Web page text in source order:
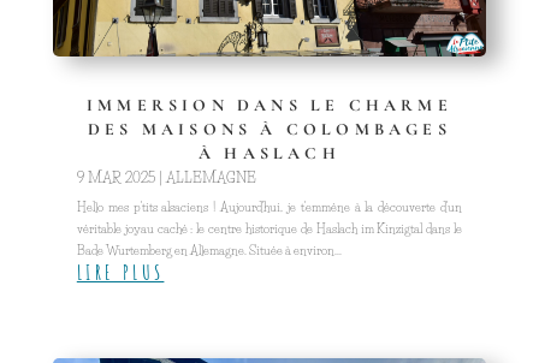
IMMERSION DANS LE CHARME
DES MAISONS À COLOMBAGES
À HASLACH
9 MAR 2025|ALLEMAGNE
Hello mes p'tits alsaciens ! Aujourd'hui, je t'emmène à la découverte d'un
véritable joyau caché : le centre historique de Haslach im Kinzigtal dans le
Bade Wurtemberg en Allemagne. Située à environ...
LIRE PLUS